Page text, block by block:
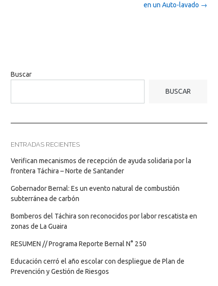
en un Auto-lavado →
Buscar
BUSCAR
ENTRADAS RECIENTES
Verifican mecanismos de recepción de ayuda solidaria por la
frontera Táchira – Norte de Santander
Gobernador Bernal: Es un evento natural de combustión
subterránea de carbón
Bomberos del Táchira son reconocidos por labor rescatista en
zonas de La Guaira
RESUMEN // Programa Reporte Bernal N° 250
Educación cerró el año escolar con despliegue de Plan de
Prevención y Gestión de Riesgos